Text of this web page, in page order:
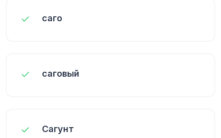
саго
саговый
Сагунт